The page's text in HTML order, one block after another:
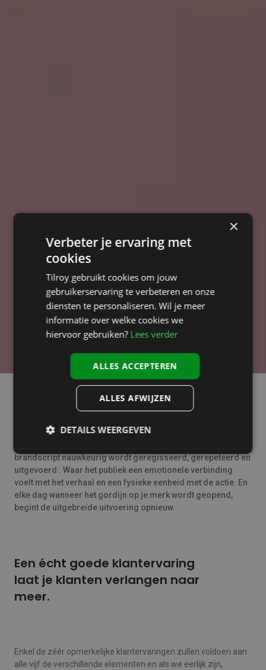
Echt opmerkelijke klantervaringen zijn eigenlijk net hetzelfde
technologie samenkomen om elke regel, scène en act tot
brandscript nauwkeurig wordt geregisseerd, gerepeteerd en
uitgevoerd . Waar het publiek een emotionele verbinding
voelt met het verhaal en een fysieke eenheid met de actie. En
elke dag wanneer het gordijn op je merk wordt geopend,
begint de uitgebreide uitvoering opnieuw.
Een écht goede klantervaring
laat je klanten verlangen naar
meer.
Enkel de zéér opmerkelijke klantervaringen zullen voldoen aan
alle vijf de verschillende elementen en als we eerlijk zijn,
×
Verbeter je ervaring met
cookies
Tilroy gebruikt cookies om jouw
gebruikerservaring te verbeteren en onze
diensten te personaliseren. Wil je meer
informatie over welke cookies we
hiervoor gebruiken? Lees verder
ALLES ACCEPTEREN
ALLES AFWIJZEN
DETAILS WEERGEVEN